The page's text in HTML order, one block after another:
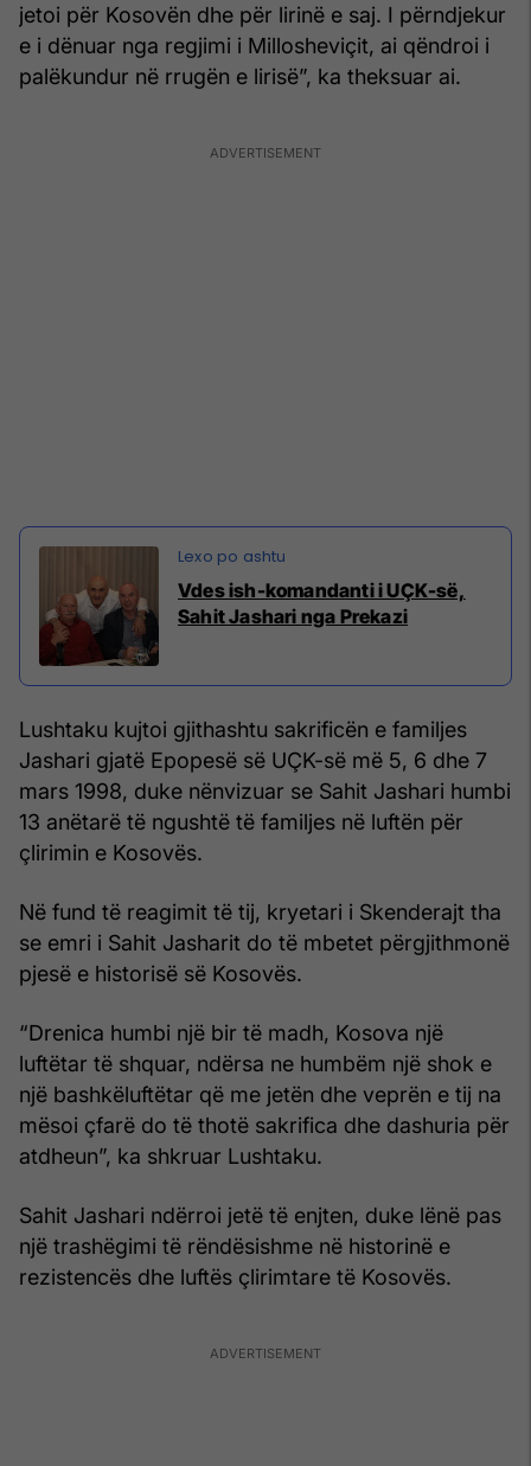
jetoi për Kosovën dhe për lirinë e saj. I përndjekur
e i dënuar nga regjimi i Millosheviçit, ai qëndroi i
palëkundur në rrugën e lirisë”, ka theksuar ai.
Vdes ish-komandanti i UÇK-së,
Sahit Jashari nga Prekazi
Lushtaku kujtoi gjithashtu sakrificën e familjes
Jashari gjatë Epopesë së UÇK-së më 5, 6 dhe 7
mars 1998, duke nënvizuar se Sahit Jashari humbi
13 anëtarë të ngushtë të familjes në luftën për
çlirimin e Kosovës.
Në fund të reagimit të tij, kryetari i Skenderajt tha
se emri i Sahit Jasharit do të mbetet përgjithmonë
pjesë e historisë së Kosovës.
“Drenica humbi një bir të madh, Kosova një
luftëtar të shquar, ndërsa ne humbëm një shok e
një bashkëluftëtar që me jetën dhe veprën e tij na
mësoi çfarë do të thotë sakrifica dhe dashuria për
atdheun”, ka shkruar Lushtaku.
Sahit Jashari ndërroi jetë të enjten, duke lënë pas
një trashëgimi të rëndësishme në historinë e
rezistencës dhe luftës çlirimtare të Kosovës.